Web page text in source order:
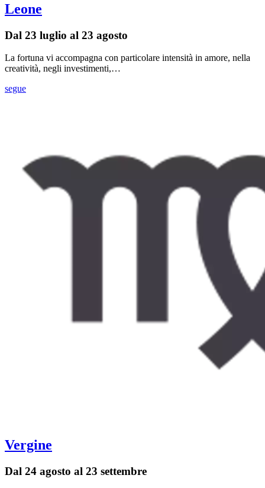
Leone
Dal 23 luglio al 23 agosto
La fortuna vi accompagna con particolare intensità in amore, nella
creatività, negli investimenti,…
segue
Vergine
Dal 24 agosto al 23 settembre